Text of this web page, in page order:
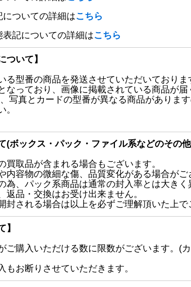
ついての詳細はこちら
記についての詳細はこちら
ついて】
る型番の商品を発送させていただいておりま
なっており、画像に掲載されている商品が
写真とカードの型番が異なる商品がありま
。
(ボックス・パック・ファイル系などのその
買取品が含まれる場合もございます。
内容物の微細な傷、品質変化がある場合がご
為、パック系商品は通常の封入率とは大きく
返品・交換はお受け出来ません。
封される場合は以上を必ずご理解頂いた上で
】
ご購入いただける数に限数がございます。(
もお断りさせていただきます。